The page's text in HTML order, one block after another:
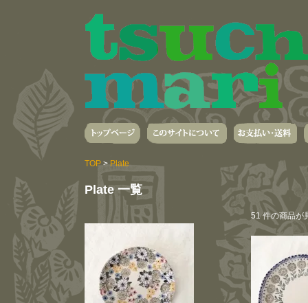
TOP>Plate
Plate 一覧
51 件の商品